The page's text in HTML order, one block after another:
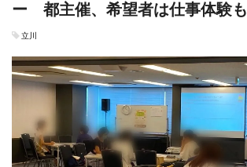
ー 都主催、希望者は仕事体験も
立川